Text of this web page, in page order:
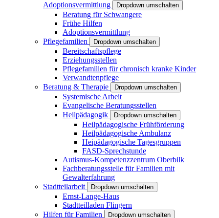
Adoptionsvermittlung
Dropdown umschalten
Beratung für Schwangere
Frühe Hilfen
Adoptionsvermittlung
Pflegefamilien
Dropdown umschalten
Bereitschaftspflege
Erziehungsstellen
Pflegefamilien für chronisch kranke Kinder
Verwandtenpflege
Beratung & Therapie
Dropdown umschalten
Systemische Arbeit
Evangelische Beratungsstellen
Heilpädagogik
Dropdown umschalten
Heilpädagogische Frühförderung
Heilpädagogische Ambulanz
Heipädagogische Tagesgruppen
FASD-Sprechstunde
Autismus-Kompetenzzentrum Oberbilk
Fachberatungsstelle für Familien mit
Gewalterfahrung
Stadtteilarbeit
Dropdown umschalten
Ernst-Lange-Haus
Stadtteilladen Flingern
Hilfen für Familien
Dropdown umschalten